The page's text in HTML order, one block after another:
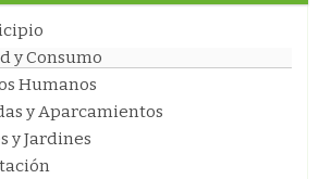
y Consumo
Humanos
y Aparcamientos
y Jardines